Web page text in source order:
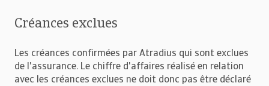
Créances exclues
Les créances confirmées par Atradius qui sont exclues
de l'assurance. Le chiffre d'affaires réalisé en relation
avec les créances exclues ne doit donc pas être déclaré